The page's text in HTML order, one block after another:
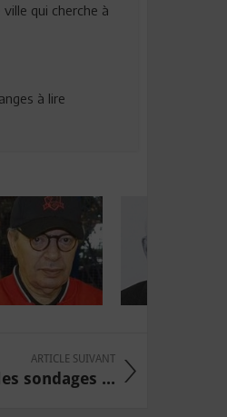
qui cherche à
à lire
ARTICLE SUIVANT
sondages ...